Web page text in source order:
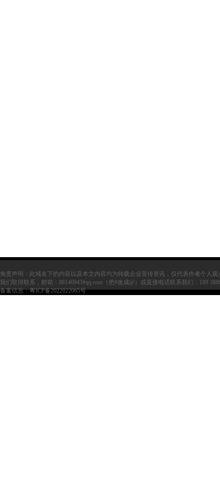
免责声明：此域名下的内容以及本文内容均为转载企业宣传资讯，仅代表作者个人
我们取得联系，邮箱：88146943#qq.com（把#改成@）或直接电话联系我们：189
备案信息：粤ICP备2022022065号